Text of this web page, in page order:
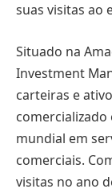
suas visitas ao
Situado na
Investment
carteiras e
comercializado
mundial em
comerciais.
visitas no ano